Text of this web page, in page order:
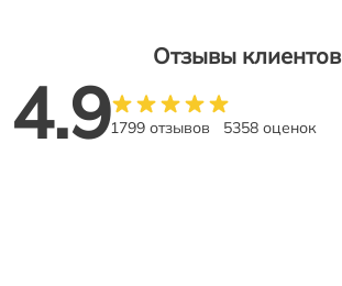
Отзывы клиентов
4.91799 отзывов 5358 оценок